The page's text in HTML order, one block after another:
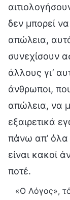
δεν μπορεί
απώλεια,
συνεχίσουν
άλλους γι’
άνθρωποι,
απώλεια, να
εξαιρετικά
πάνω απ’ όλα
είναι κακοί
ποτέ.
«Ο Λόγος»,